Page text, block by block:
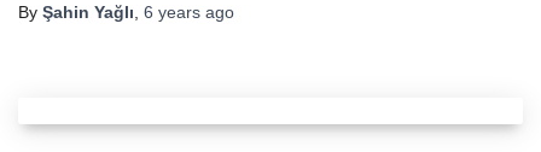
By Şahin Yağlı 6 years ago